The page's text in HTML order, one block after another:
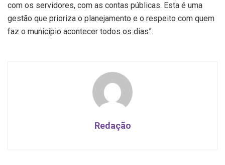
com os servidores, com as contas públicas. Esta é uma
gestão que prioriza o planejamento e o respeito com quem
faz o município acontecer todos os dias”.
Redação